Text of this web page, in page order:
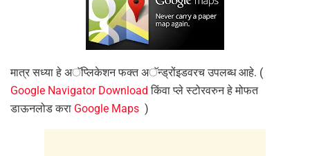
मात्र सध्या हे अॅप्लिकेशन फक्त अॅन्ड्रोंइडवरच उपलब्ध आहे. (
Google Navigator Download किंवा प्ले स्टोरवरुन हे मोफत
डाऊनलोड करा Google Maps )